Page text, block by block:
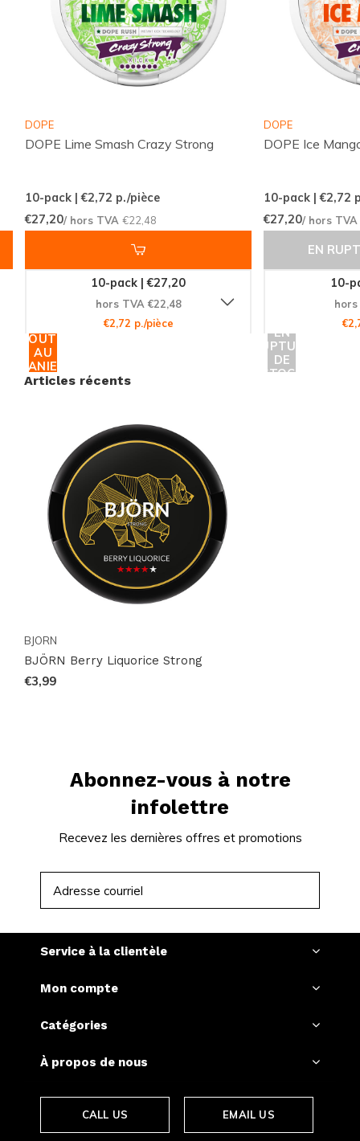
Contenu par boîte :13 grammes
Fabricant :Luna Corporate
Filtres :Force: Extra Fort 15-25 mg, Goût: Fruits,
Réglisse, Taille: Mince
Ne Ratez Pas Cette Expérience
Intense
incontournable pour les amateurs de sachets de
nicotine qui veulent explorer de nouvelles saveurs
tout en profitant d'une puissance inégalée. Ne
manquez pas l'opportunité de découvrir ce produit
exceptionnel. Commandez dès maintenant sur
Snussie.com et rejoignez notre communauté
mondiale de clients satisfaits. Profitez de notre
livraison rapide et sécurisée pour savourer votre
DOPE
DOPE Lime Smash Crazy Strong
10-pack | €2,72 p./pièce
€27,20/ hors TVA€22,48
10-pack | €27,20
hors TVA €22,48
€2,72 p./pièce
AJOUTER
AU
PANIER
DOPE
DOPE Ice
10-pack | €2,72
€27,20/ hors
EN
10-
hors
EN
RUPTURE
DE
STOCK
Articles récents
BJORN
BJÖRN Berry Liquorice Strong
€3,99
Abonnez-vous à notre
infolettre
Recevez les dernières offres et promotions
Service à la clientèle
Mon compte
Catégories
À propos de nous
CALL US EMAIL US